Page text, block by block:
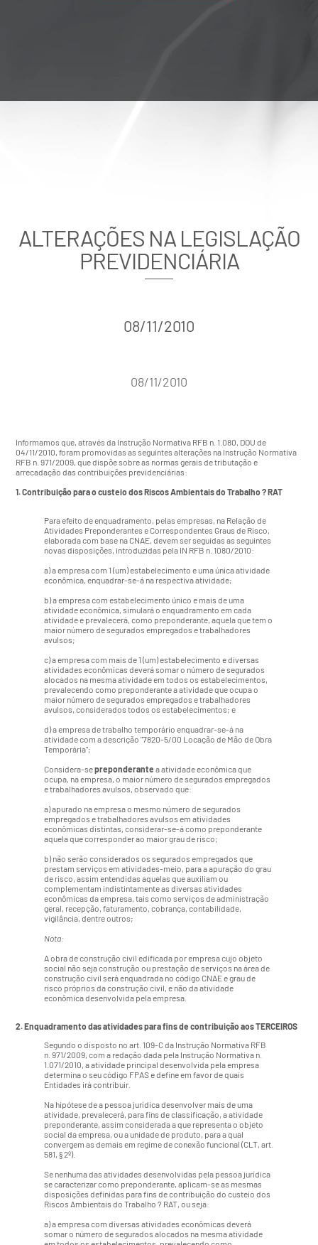
ALTERAÇÕES NA LEGISLAÇÃO
PREVIDENCIÁRIA
08/11/2010
08/11/2010
Informamos que, através da Instrução Normativa RFB n. 1.080, DOU de
04/11/2010, foram promovidas as seguintes alterações na Instrução Normativa
RFB n. 971/2009, que dispõe sobre as normas gerais de tributação e
arrecadação das contribuições previdenciárias:
1. Contribuição para o custeio dos Riscos Ambientais do Trabalho ? RAT
Para efeito de enquadramento, pelas empresas, na Relação de
Atividades Preponderantes e Correspondentes Graus de Risco,
elaborada com base na CNAE, devem ser seguidas as seguintes
novas disposições, introduzidas pela IN RFB n. 1080/2010:
a) a empresa com 1 (um) estabelecimento e uma única atividade
econômica, enquadrar-se-á na respectiva atividade;
b) a empresa com estabelecimento único e mais de uma
atividade econômica, simulará o enquadramento em cada
atividade e prevalecerá, como preponderante, aquela que tem o
maior número de segurados empregados e trabalhadores
avulsos;
c) a empresa com mais de 1 (um) estabelecimento e diversas
atividades econômicas deverá somar o número de segurados
alocados na mesma atividade em todos os estabelecimentos,
prevalecendo como preponderante a atividade que ocupa o
maior número de segurados empregados e trabalhadores
avulsos, considerados todos os estabelecimentos; e
d) a empresa de trabalho temporário enquadrar-se-á na
atividade com a descrição "7820-5/00 Locação de Mão de Obra
Temporária";
Considera-sepreponderante a atividade econômica que
ocupa, na empresa, o maior número de segurados empregados
e trabalhadores avulsos, observado que:
a) apurado na empresa o mesmo número de segurados
empregados e trabalhadores avulsos em atividades
econômicas distintas, considerar-se-á como preponderante
aquela que corresponder ao maior grau de risco;
b) não serão considerados os segurados empregados que
prestam serviços em atividades-meio, para a apuração do grau
de risco, assim entendidas aquelas que auxiliam ou
complementam indistintamente as diversas atividades
econômicas da empresa, tais como serviços de administração
geral, recepção, faturamento, cobrança, contabilidade,
vigilância, dentre outros;
Nota:
A obra de construção civil edificada por empresa cujo objeto
social não seja construção ou prestação de serviços na área de
construção civil será enquadrada no código CNAE e grau de
risco próprios da construção civil, e não da atividade
econômica desenvolvida pela empresa.
2. Enquadramento das atividades para fins de contribuição aos TERCEIROS
Segundo o disposto no art. 109-C da Instrução Normativa RFB
n. 971/2009, com a redação dada pela Instrução Normativa n.
1.071/2010, a atividade principal desenvolvida pela empresa
determina o seu código FPAS e define em favor de quais
Entidades irá contribuir.
Na hipótese de a pessoa jurídica desenvolver mais de uma
atividade, prevalecerá, para fins de classificação, a atividade
preponderante, assim considerada a que representa o objeto
social da empresa, ou a unidade de produto, para a qual
convergem as demais em regime de conexão funcional (CLT, art.
581, § 2º).
Se nenhuma das atividades desenvolvidas pela pessoa jurídica
se caracterizar como preponderante, aplicam-se as mesmas
disposições definidas para fins de contribuição do custeio dos
Riscos Ambientais do Trabalho ? RAT, ou seja:
a) a empresa com diversas atividades econômicas deverá
somar o número de segurados alocados na mesma atividade